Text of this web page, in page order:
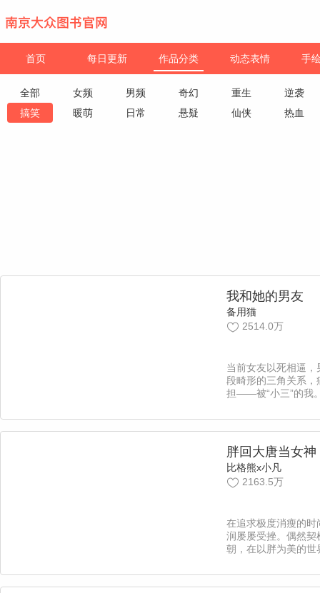
首页 每日更新 作品分类 动态表情 手
全部 女频 男频 奇幻 重生
逆袭
搞笑
暖萌 日常 悬疑 仙侠 热血
我和她的男友
备用猫
2514.0万
当前女友以死相逼
段畸形的三角关系，
担——被“小三”的我
痛哭的人出现了……
四、周六更新，责编
胖回大唐当女神
比格熊x小凡
2163.5万
在追求极度消瘦的时
润屡屡受挫。偶然契
朝，在以胖为美的世
奇葩？爆笑又惊现的
始～【漫漫独家，每